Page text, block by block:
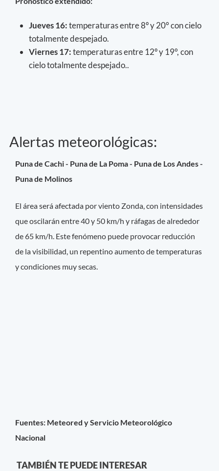
Jueves 16:temperaturas entre 8º y 20° con cielo
totalmente despejado.
Viernes 17:temperaturas entre 12º y 19°, con
cielo totalmente despejado..
Alertas meteorológicas:
Puna de Cachi - Puna de La Poma - Puna de Los Andes -
Puna de Molinos
El área será afectada por viento Zonda, con intensidades
que oscilarán entre 40 y 50 km/h y ráfagas de alrededor
de 65 km/h. Este fenómeno puede provocar reducción
de la visibilidad, un repentino aumento de temperaturas
y condiciones muy secas.
Fuentes: Meteored y Servicio Meteorológico
Nacional
TAMBIÉN TE PUEDE INTERESAR